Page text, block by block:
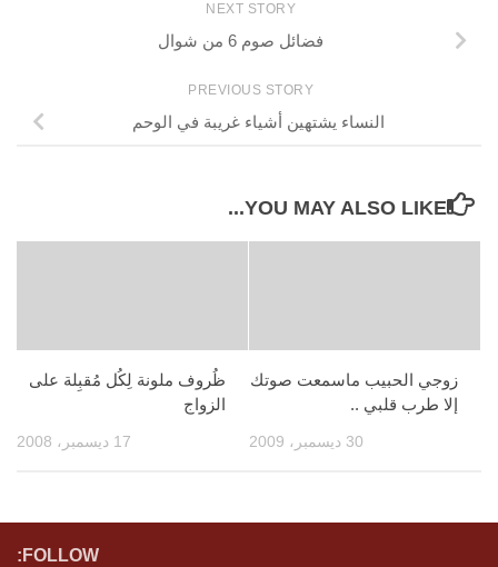
NEXT STORY
فضائل صوم 6 من شوال
PREVIOUS STORY
النساء يشتهين أشياء غريبة في الوحم
YOU MAY ALSO LIKE...
ظُروف ملونة لِكُل مُقبِلة على
الزواج
17 ديسمبر، 2008
زوجي الحبيب ماسمعت صوتك
إلا طرب قلبي ..
30 ديسمبر، 2009
FOLLOW: